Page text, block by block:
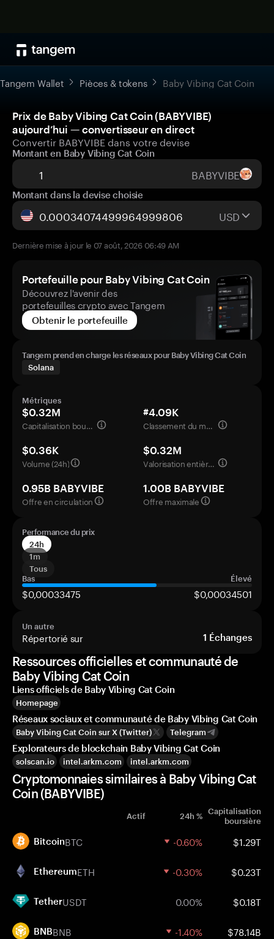
Tangem Wallet Pièces & tokens Baby Vibing Cat Coin
Prix de Baby Vibing Cat Coin (BABYVIBE)
aujourd’hui — convertisseur en direct
Convertir BABYVIBE dans votre devise
Montant en Baby Vibing Cat Coin
BABYVIBE
Montant dans la devise choisie
USD
Dernière mise à jour le 07 août, 2026 06:49 AM
Portefeuille pour Baby Vibing Cat Coin
Découvrez l'avenir des
portefeuilles crypto avec Tangem
Obtenir le portefeuille
Tangem prend en charge les réseaux pour Baby Vibing Cat Coin
Solana
Métriques
$0.32M
Capitalisation boursière
#4.09K
Classement du marché
$0.36K
Volume (24h)
$0.32M
Valorisation entièrement diluée
0.95B BABYVIBE
Offre en circulation
1.00B BABYVIBE
Offre maximale
Performance du prix
24h
1m
Tous
Bas
Élevé
$0,00033475 $0,00034501
Un autre
Répertorié sur 1 Échanges
Ressources officielles et communauté de
Baby Vibing Cat Coin
Liens officiels de Baby Vibing Cat Coin
Homepage
Réseaux sociaux et communauté de Baby Vibing Cat Coin
Baby Vibing Cat Coin sur X (Twitter) Telegram
Explorateurs de blockchain Baby Vibing Cat Coin
solscan.io intel.arkm.com intel.arkm.com
Cryptomonnaies similaires à Baby Vibing Cat
Coin (BABYVIBE)
Actif 24h % Capitalisation
boursière
BitcoinBTC -0.60% $1.29T
EthereumETH -0.30% $0.23T
TetherUSDT 0.00% $0.18T
BNBBNB -1.40% $78.14B